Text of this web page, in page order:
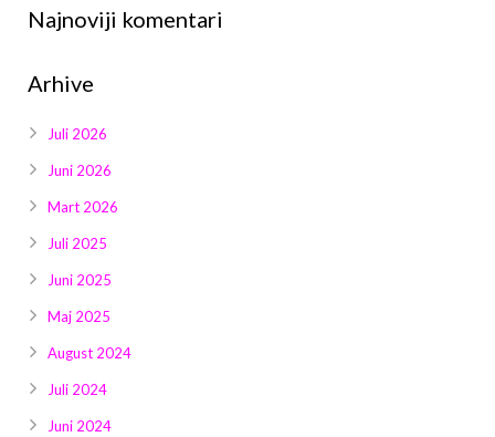
Najnoviji komentari
Arhive
Juli 2026
Juni 2026
Mart 2026
Juli 2025
Juni 2025
Maj 2025
August 2024
Juli 2024
Juni 2024